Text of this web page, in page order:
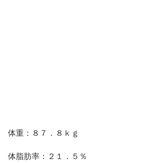
体重：８７．８ｋｇ
体脂肪率：２１．５％